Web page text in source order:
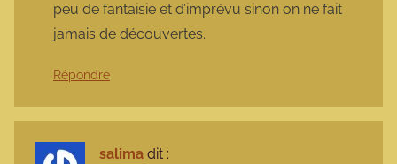
peu de fantaisie et d’imprévu sinon on ne fait
jamais de découvertes.
Répondre
salima dit :